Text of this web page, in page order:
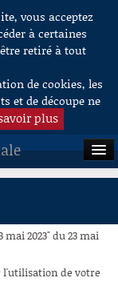
vous acceptez
à certaines
retiré à tout
de cookies, les
et de découpe ne
plus
2023" du 23 mai
l'utilisation de votre